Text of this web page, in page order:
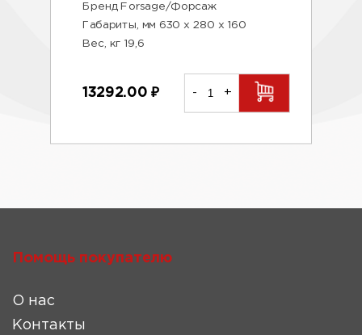
Бренд Forsage/Форсаж
Габариты, мм 630 х 280 х 160
Вес, кг 19,6
13292.00₽ - +
Помощь покупателю
О нас
Контакты